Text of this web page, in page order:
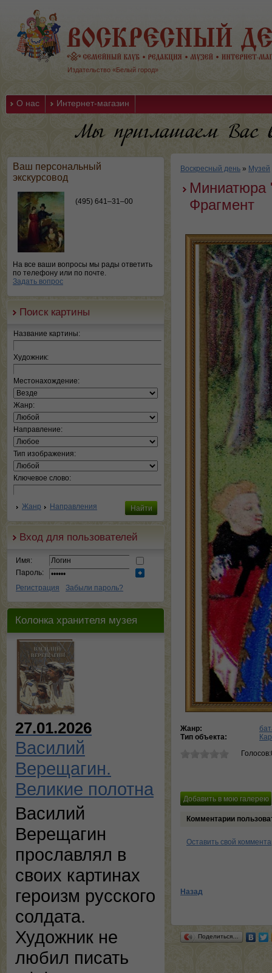
Издательство «Белый город»
О нас Интернет-магазин
Ваш персональный
экскурсовод
(495) 641–31–00
На все ваши вопросы мы рады ответить
по телефону или по почте.
Задать вопрос
Поиск картины
Название картины:
Художник:
Местонахождение:
Жанр:
Направление:
Тип изображения:
Ключевое слово:
Жанр Направления
Вход для пользователей
Имя:
Пароль:
Регистрация
Забыли пароль?
Колонка хранителя музея
27.01.2026
Василий
Верещагин.
Великие полотна
Василий
Верещагин
прославлял в
своих картинах
героизм русского
солдата.
Художник не
любил писать
Воскресный день » Музей
Миниатюра
Фрагмент
Жанр:
Тип объекта:
Комментарии
Оставить свой
Назад
Поделиться…